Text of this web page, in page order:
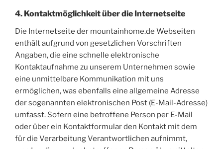
4. Kontaktmöglichkeit über die Internetseite
Die Internetseite der mountainhome.de Webseiten
enthält aufgrund von gesetzlichen Vorschriften
Angaben, die eine schnelle elektronische
Kontaktaufnahme zu unserem Unternehmen sowie
eine unmittelbare Kommunikation mit uns
ermöglichen, was ebenfalls eine allgemeine Adresse
der sogenannten elektronischen Post (E-Mail-Adresse)
umfasst. Sofern eine betroffene Person per E-Mail
oder über ein Kontaktformular den Kontakt mit dem
für die Verarbeitung Verantwortlichen aufnimmt,